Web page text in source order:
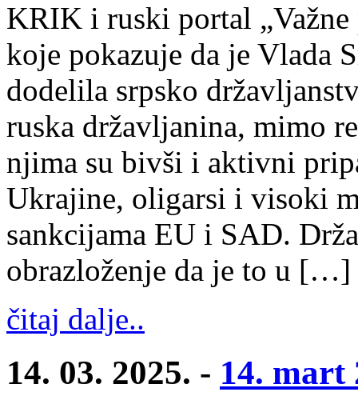
KRIK i ruski portal
koje pokazuje da je Vlada
dodelila srpsko
ruska državljanina, mimo
njima su bivši i aktivni
Ukrajine, oligarsi i visoki
sankcijama EU i SAD.
obrazloženje da je to u […]
čitaj dalje..
14. 03. 2025. - 14. mart